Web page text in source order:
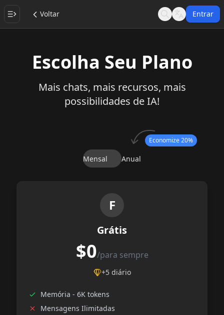
Voltar SearchLanguage
Entrar
Escolha Seu Plano
Mais chats, mais recursos, mais
possibilidades de IA!
Mensal Anual
Economize 20%
F
Grátis
$0/para sempre
+5 diário
Memória - 6K tokens
Mensagens Ilimitadas